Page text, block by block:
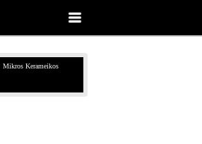
Mikros Kerameikos